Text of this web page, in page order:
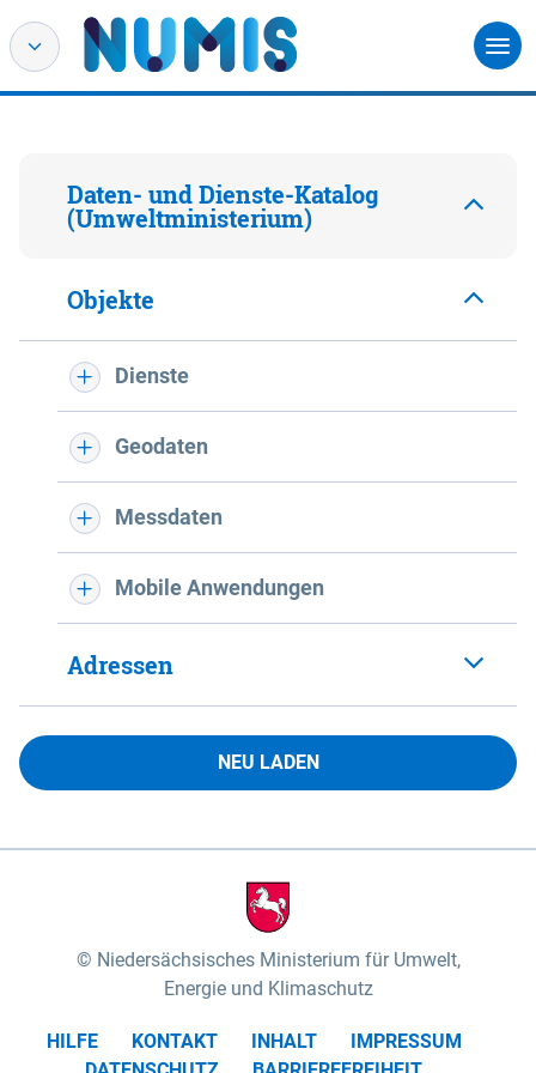
Daten- und Dienste-Katalog
(Umweltministerium)
Objekte
Dienste
Geodaten
Messdaten
Mobile Anwendungen
Adressen
NEU LADEN
Niedersächsisches Ministerium für Umwelt,
Energie und Klimaschutz
HILFE KONTAKT INHALT
IMPRESSUM